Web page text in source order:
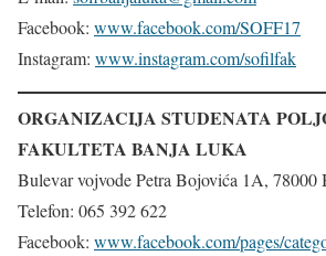
Facebook: www.facebook.com/SOFF17
Instagram: www.instagram.com/sofilfak
ORGANIZACIJA STUDENATA
FAKULTETA BANJA LUKA
Bulevar vojvode Petra Bojovića 1A, 78000
Telefon: 065 392 622
Facebook: www.facebook.com/pages/